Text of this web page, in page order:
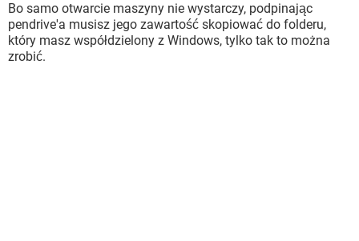
Bo samo otwarcie maszyny nie wystarczy, podpinając
pendrive'a musisz jego zawartość skopiować do folderu,
który masz współdzielony z Windows, tylko tak to można
zrobić.